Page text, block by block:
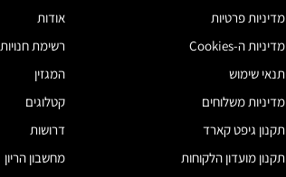
מדיניות פרטיות
מדיניות ה-Cookies
תנאי שימוש
מדיניות משלוחים
תקנון גיפט קארד
תקנון מועדון הלקוחות
אודות
רשימת חנויות
המגזין
קטלוגים
דרושות
מחשבון הריון